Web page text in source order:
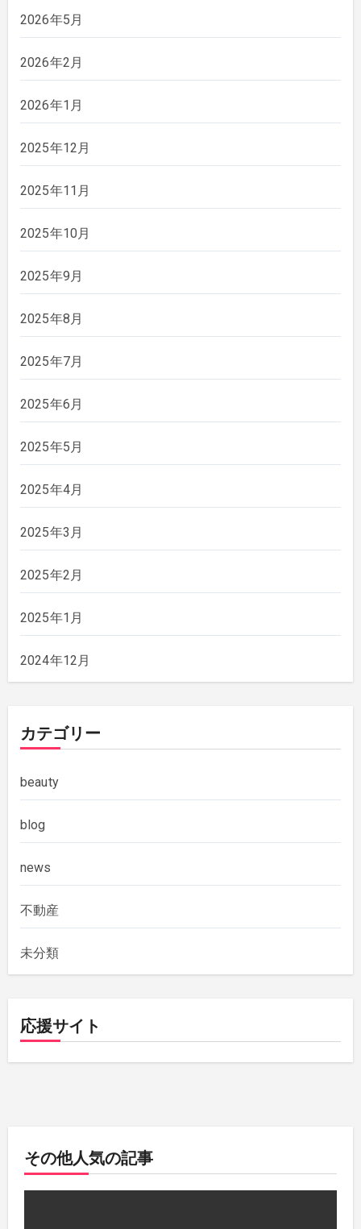
2026年5月
2026年2月
2026年1月
2025年12月
2025年11月
2025年10月
2025年9月
2025年8月
2025年7月
2025年6月
2025年5月
2025年4月
2025年3月
2025年2月
2025年1月
2024年12月
カテゴリー
beauty
blog
news
不動産
未分類
応援サイト
その他人気の記事